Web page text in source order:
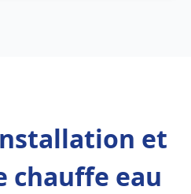
et
chauffe eau